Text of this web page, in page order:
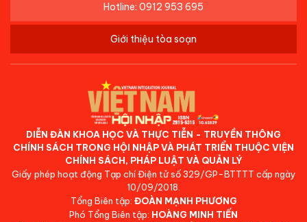
Hotline: 0912 953 695
Giới thiệu tòa soạn
DIỄN ĐÀN KHOA HỌC VÀ THỰC TIỄN - TRUYỀN THÔNG
CHÍNH SÁCH TRONG HỘI NHẬP VÀ PHÁT TRIỂN THUỘC VIỆN
CHÍNH SÁCH, PHÁP LUẬT VÀ QUẢN LÝ
Giấy phép hoạt động Tạp chí Điện tử số 329/GP-BTTTT cấp ngày
10/09/2018.
Tổng Biên tập: ĐOÀN MẠNH PHƯƠNG
Phó Tổng Biên tập: HOÀNG MINH TIẾN